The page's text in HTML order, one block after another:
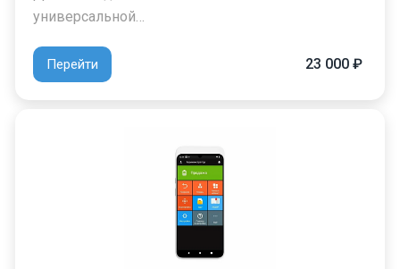
универсальной…
Перейти 23 000 ₽